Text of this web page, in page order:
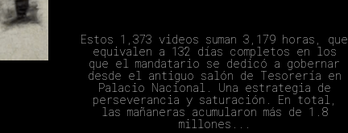
Estos 1,373 videos suman 3,179 horas, que
equivalen a 132 días completos en los
que el mandatario se dedicó a gobernar
desde el antiguo salón de Tesorería en
Palacio Nacional. Una estrategia de
perseverancia y saturación. En total,
las mañaneras acumularon más de 1.8
millones...